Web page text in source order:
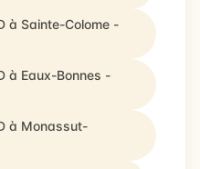
à Sainte-Colome -
à Eaux-Bonnes -
à Monassut-